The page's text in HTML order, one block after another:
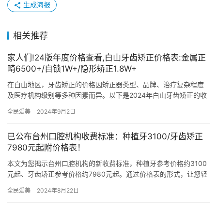
生成海报
相关推荐
家人们!24版年度价格查看,白山牙齿矫正价格表:金属正
畸6500+/自锁1W+/隐形矫正1.8W+
在白山地区，牙齿矫正的价格因矫正器类型、品牌、治疗复杂程度
及医疗机构级别等多种因素而异。以下是2024年白山牙齿矫正的收
全民爱美 2024年9月2日
已公布台州口腔机构收费标准：种植牙3100/牙齿矫正
7980元起附价格表！
本文为您揭示台州口腔机构的新收费标准，种植牙参考价格约3100
元起、牙齿矫正参考价格约7980元起。通过价格表的形式，让您轻
全民爱美 2024年8月22日